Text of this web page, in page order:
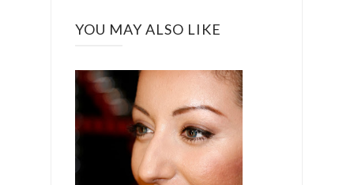
YOU MAY ALSO LIKE